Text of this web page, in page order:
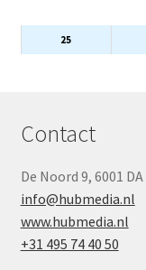
25
Contact
De Noord 9, 6001
info@hubmedia.nl
www.hubmedia.nl
+31 495 74 40 50